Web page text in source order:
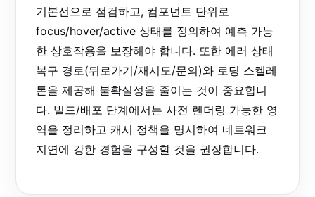
기본선으로 점검하고, 컴포넌트 단위로
focus/hover/active 상태를 정의하여 예측 가능
한 상호작용을 보장해야 합니다. 또한 에러 상태
복구 경로(뒤로가기/재시도/문의)와 로딩 스켈레
톤을 제공해 불확실성을 줄이는 것이 중요합니
다. 빌드/배포 단계에서는 사전 렌더링 가능한 영
역을 정리하고 캐시 정책을 명시하여 네트워크
지연에 강한 경험을 구성할 것을 권장합니다.